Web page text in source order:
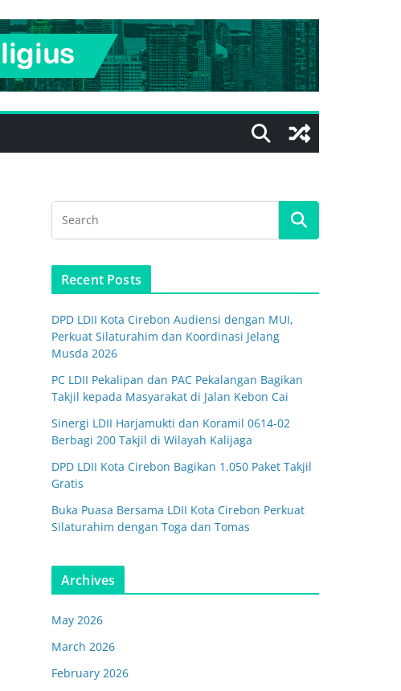
Recent Posts
DPD LDII Kota Cirebon Audiensi dengan MUI,
Perkuat Silaturahim dan Koordinasi Jelang
Musda 2026
PC LDII Pekalipan dan PAC Pekalangan Bagikan
Takjil kepada Masyarakat di Jalan Kebon Cai
Sinergi LDII Harjamukti dan Koramil 0614-02
Berbagi 200 Takjil di Wilayah Kalijaga
DPD LDII Kota Cirebon Bagikan 1.050 Paket Takjil
Gratis
Buka Puasa Bersama LDII Kota Cirebon Perkuat
Silaturahim dengan Toga dan Tomas
Archives
May 2026
March 2026
February 2026